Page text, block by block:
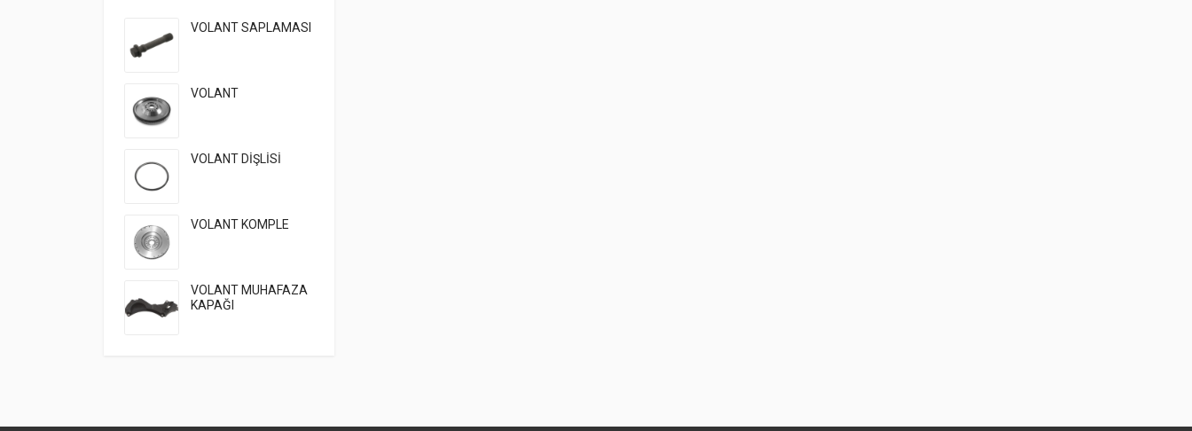
VOLANT SAPLAMASI
VOLANT
VOLANT DİŞLİSİ
VOLANT KOMPLE
VOLANT MUHAFAZA
KAPAĞI